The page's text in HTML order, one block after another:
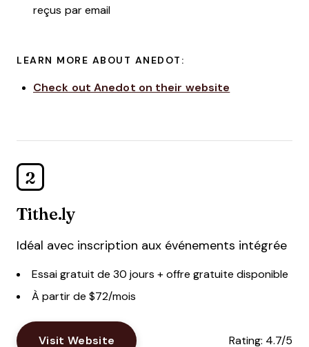
reçus par email
LEARN MORE ABOUT ANEDOT:
Check out Anedot on their website
2
Tithe.ly
Idéal avec inscription aux événements intégrée
Essai gratuit de 30 jours + offre gratuite disponible
À partir de $72/mois
Visit Website Rating: 4.7/5